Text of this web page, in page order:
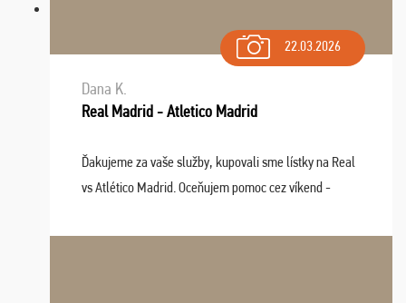
22.03.2026
Dana K.
Real Madrid - Atletico Madrid
Ďakujeme za vaše služby, kupovali sme lístky na Real
vs Atlético Madrid. Oceňujem pomoc cez víkend -
spokojnosti. Sedenie bolo dobré, štadión Barnabéu ...